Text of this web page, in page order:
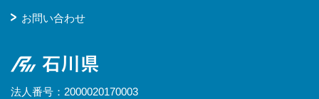
お問い合わせ
石川県
法人番号：2000020170003